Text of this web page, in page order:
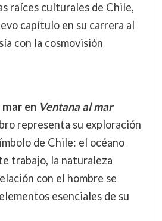
raíces culturales de Chile,
capítulo en su carrera al
con la cosmovisión
mar en Ventana al mar
representa su exploración
de Chile: el océano
trabajo, la naturaleza
con el hombre se
esenciales de su